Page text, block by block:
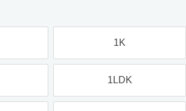
1K
1LDK